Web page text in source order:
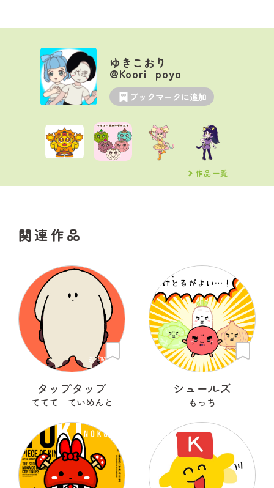
ゆきこおり
@Koori_poyo
ブックマークに追加
作品一覧
関連作品
タップタップ
ててて ていめんと
シュールズ
もっち